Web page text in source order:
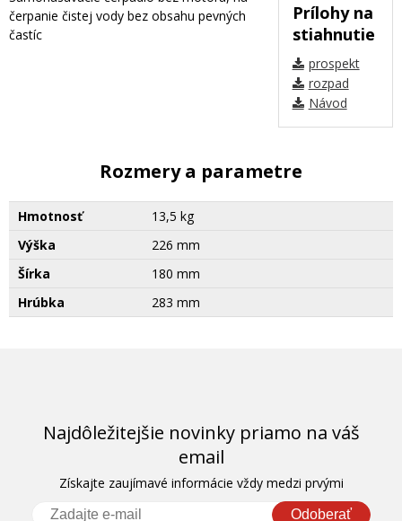
Prílohy na
stiahnutie
prospekt
rozpad
Návod
čerpanie čistej vody bez obsahu pevných
častíc
Rozmery a parametre
Hmotnosť
13,5 kg
Výška
226 mm
Šírka
180 mm
Hrúbka
283 mm
Najdôležitejšie novinky priamo na váš
email
Získajte zaujímavé informácie vždy medzi prvými
Odoberať